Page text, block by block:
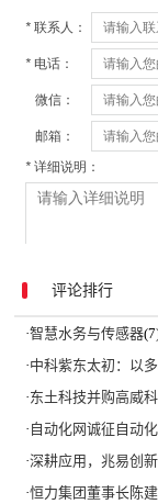
评论排行
·智慧水务与传感器
·中科紫东太初：以
·东土科技并购高威
· 自动化网诚征自动
·深耕应用，兆易创
·恒力集团董事长陈建华：致力于打造全